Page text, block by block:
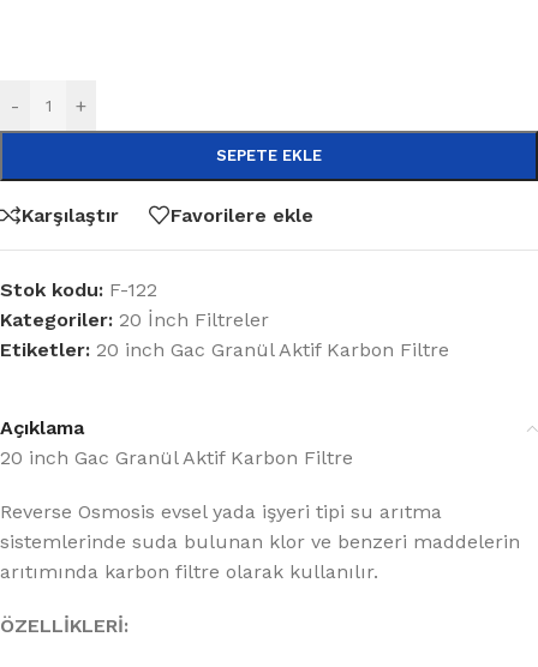
- +
SEPETE EKLE
Karşılaştır Favorilere ekle
Stok kodu: F-122
Kategoriler: 20 İnch Filtreler
Etiketler: 20 inch Gac Granül Aktif Karbon Filtre
Açıklama
20 inch Gac Granül Aktif Karbon Filtre
Reverse Osmosis evsel yada işyeri tipi su arıtma
sistemlerinde suda bulunan klor ve benzeri maddelerin
arıtımında karbon filtre olarak kullanılır.
ÖZELLİKLERİ: